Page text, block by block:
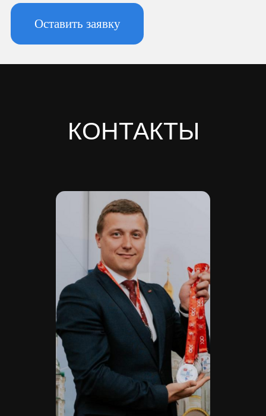
муниципальный округ
Новоизмайловское, пл. Конституции, д.
3, к. 2, литера А, помещ. 135-Н офис А-1,
комната 2
Реквизиты:
Кор/счет 30101810745374525104
БИК 044525104
Банк ООО "Банк Точка"